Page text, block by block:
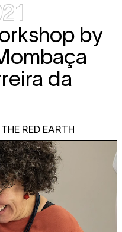
by
da
RED EARTH